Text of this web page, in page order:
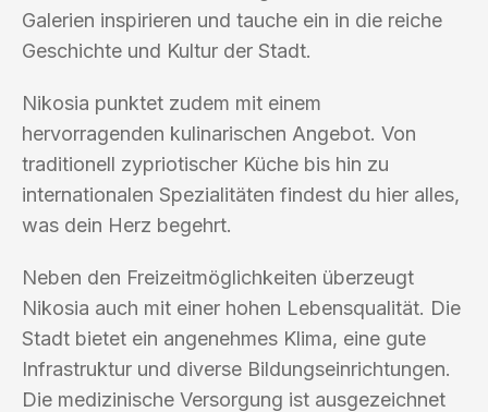
Galerien inspirieren und tauche ein in die reiche
Geschichte und Kultur der Stadt.
Nikosia punktet zudem mit einem
hervorragenden kulinarischen Angebot. Von
traditionell zypriotischer Küche bis hin zu
internationalen Spezialitäten findest du hier alles,
was dein Herz begehrt.
Neben den Freizeitmöglichkeiten überzeugt
Nikosia auch mit einer hohen Lebensqualität. Die
Stadt bietet ein angenehmes Klima, eine gute
Infrastruktur und diverse Bildungseinrichtungen.
Die medizinische Versorgung ist ausgezeichnet